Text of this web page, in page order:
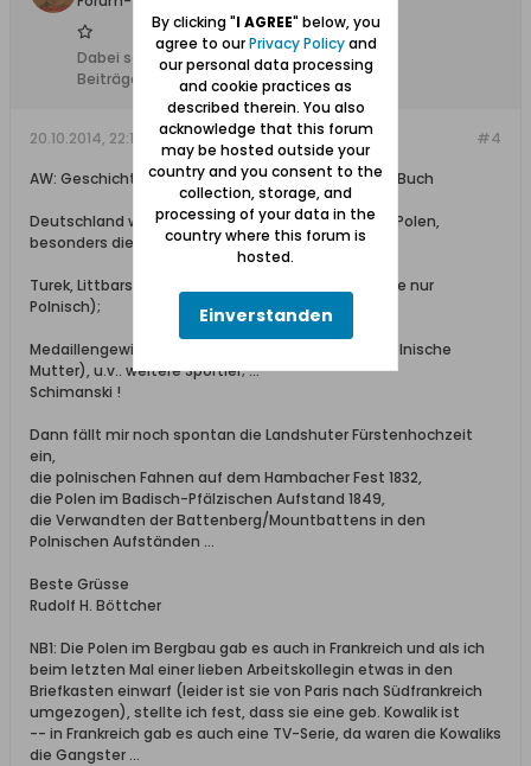
Dabei seit:
25.07.2012
Beiträge:
3448
#4
20.10.2014, 22:13
AW: Geschichte der Polen in Deutschland - neues Buch
Deutschland wäre um einiges ärmer ohne unsere Polen,
besonders die Nationalhelden:
Turek, Littbarski, ..., Podolski, Klose (spricht zu Hause nur
Polnisch);
Medaillengewinner wie Anni Friesinger (hat eine polnische
Mutter), u.v.. weitere Sportler; ...
Schimanski !
Dann fällt mir noch spontan die Landshuter Fürstenhochzeit
ein,
die polnischen Fahnen auf dem Hambacher Fest 1832,
die Polen im Badisch-Pfälzischen Aufstand 1849,
die Verwandten der Battenberg/Mountbattens in den
Polnischen Aufständen ...
Beste Grüsse
Rudolf H. Böttcher
NB1: Die Polen im Bergbau gab es auch in Frankreich und als ich
beim letzten Mal einer lieben Arbeitskollegin etwas in den
Briefkasten einwarf (leider ist sie von Paris nach Südfrankreich
umgezogen), stellte ich fest, dass sie eine geb. Kowalik ist
-- in Frankreich gab es auch eine TV-Serie, da waren die Kowaliks
die Gangster ...
By clicking "I AGREE" below, you
agree to ourPrivacy Policyand
our personal data processing
and cookie practices as
described therein. You also
acknowledge that this forum
may be hosted outside your
country and you consent to the
collection, storage, and
processing of your data in the
country where this forum is
hosted.
Einverstanden